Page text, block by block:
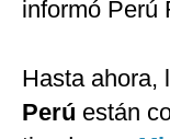
informó Perú
Hasta ahora,
Perú están